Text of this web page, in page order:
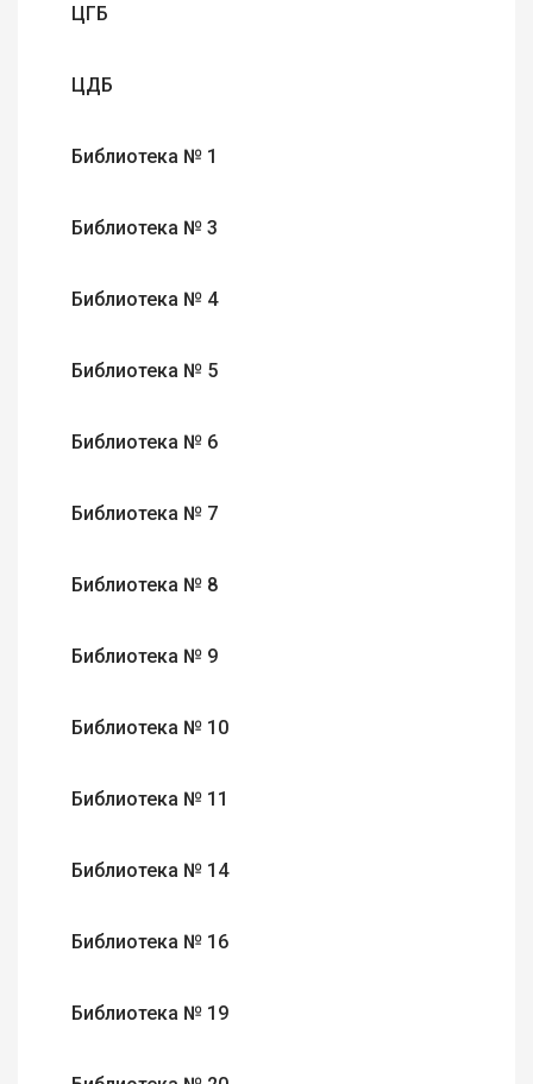
ЦГБ
ЦДБ
Библиотека № 1
Библиотека № 3
Библиотека № 4
Библиотека № 5
Библиотека № 6
Библиотека № 7
Библиотека № 8
Библиотека № 9
Библиотека № 10
Библиотека № 11
Библиотека № 14
Библиотека № 16
Библиотека № 19